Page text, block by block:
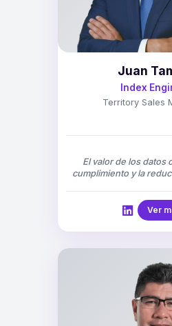
Juan
Index
Territory Sales
El valor de los datos
cumplimiento y la
Ver